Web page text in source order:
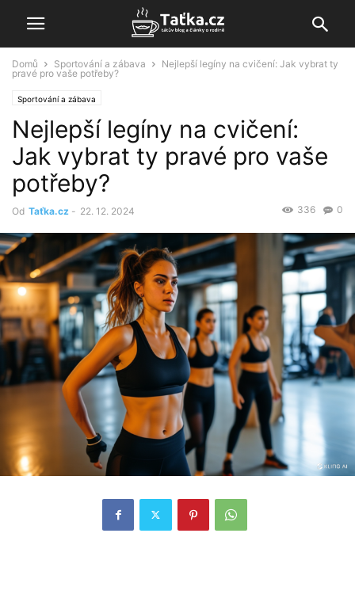
Domů Sportování a zábava
Nejlepší legíny na cvičení: Jak vybrat ty
pravé pro vaše potřeby?
Sportování a zábava
Nejlepší legíny na cvičení:
Jak vybrat ty pravé pro vaše
potřeby?
Od Taťka.cz - 22. 12. 2024 0
336